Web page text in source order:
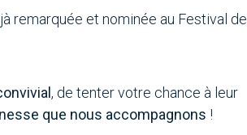
remarquée et nominée au Festival de
, de tenter votre chance à leur
que nous accompagnons !